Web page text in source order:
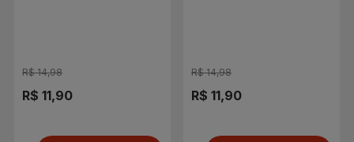
R$ 14,98
R$ 11,90
R$ 14,98
R$ 11,90